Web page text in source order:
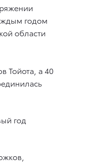
годом
области
Тойота, а 40
год